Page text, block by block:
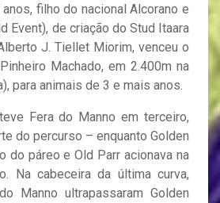
anos, filho do nacional Alcorano e
Event), de criação do Stud Itaara
J. Tiellet Miorim, venceu o
Machado, em 2.400m na
para animais de 3 e mais anos.
Fera do Manno em terceiro,
do percurso – enquanto Golden
do páreo e Old Parr acionava na
Na cabeceira da última curva,
Manno ultrapassaram Golden